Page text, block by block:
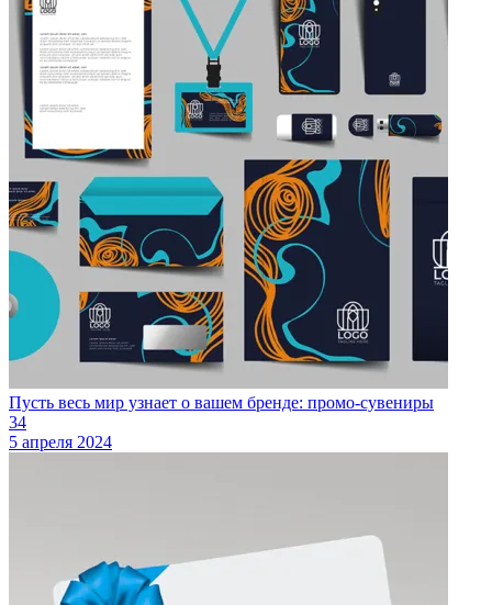
Пусть весь мир узнает о вашем бренде: промо-сувениры
34
5 апреля 2024